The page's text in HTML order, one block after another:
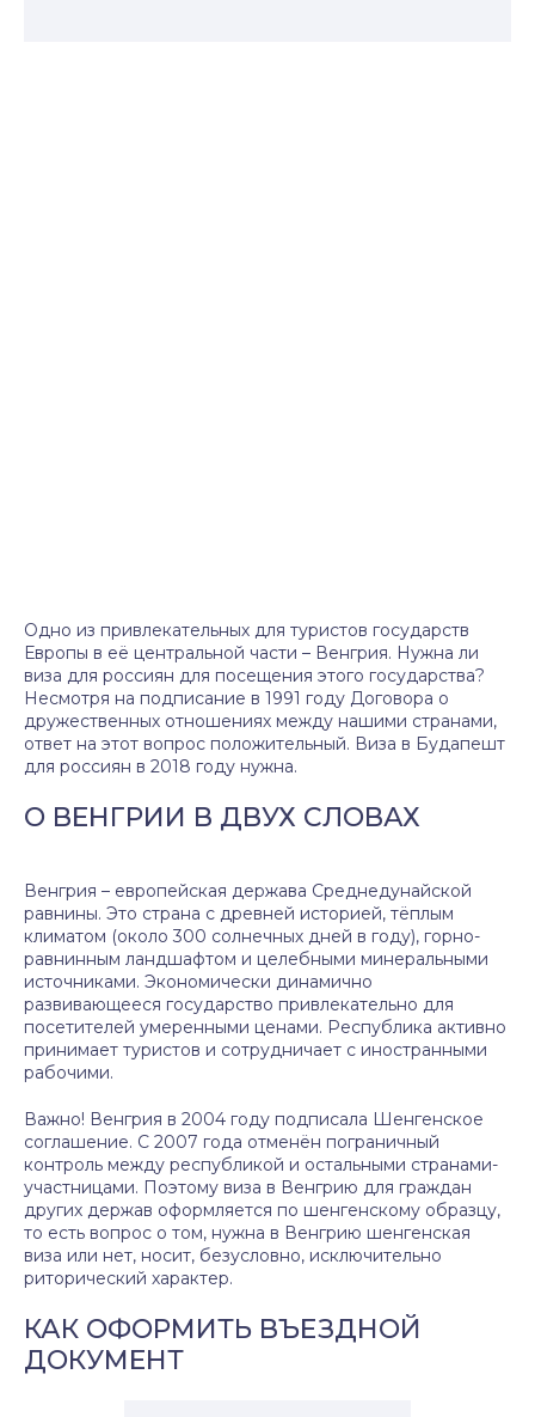
Одно из привлекательных для туристов государств
Европы в её центральной части – Венгрия. Нужна ли
виза для россиян для посещения этого государства?
Несмотря на подписание в 1991 году Договора о
дружественных отношениях между нашими странами,
ответ на этот вопрос положительный. Виза в Будапешт
для россиян в 2018 году нужна.
О ВЕНГРИИ В ДВУХ СЛОВАХ
Венгрия – европейская держава Среднедунайской
равнины. Это страна с древней историей, тёплым
климатом (около 300 солнечных дней в году), горно-
равнинным ландшафтом и целебными минеральными
источниками. Экономически динамично
развивающееся государство привлекательно для
посетителей умеренными ценами. Республика активно
принимает туристов и сотрудничает с иностранными
рабочими.
Важно! Венгрия в 2004 году подписала Шенгенское
соглашение. С 2007 года отменён пограничный
контроль между республикой и остальными странами-
участницами. Поэтому виза в Венгрию для граждан
других держав оформляется по шенгенскому образцу,
то есть вопрос о том, нужна в Венгрию шенгенская
виза или нет, носит, безусловно, исключительно
риторический характер.
КАК ОФОРМИТЬ ВЪЕЗДНОЙ
ДОКУМЕНТ